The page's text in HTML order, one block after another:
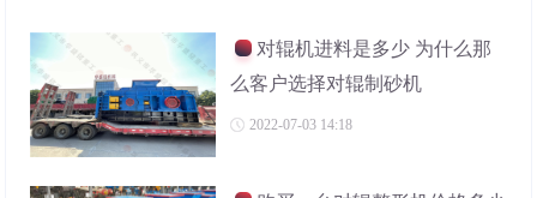
对辊机进料是多少 为什么那
么客户选择对辊制砂机
2022-07-03 14:18